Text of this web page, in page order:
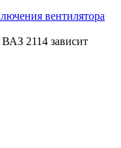
вентилятора
2114 зависит